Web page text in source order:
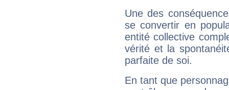
Une des
se convertir en
entité collective
vérité et la
parfaite de soi.
En tant que